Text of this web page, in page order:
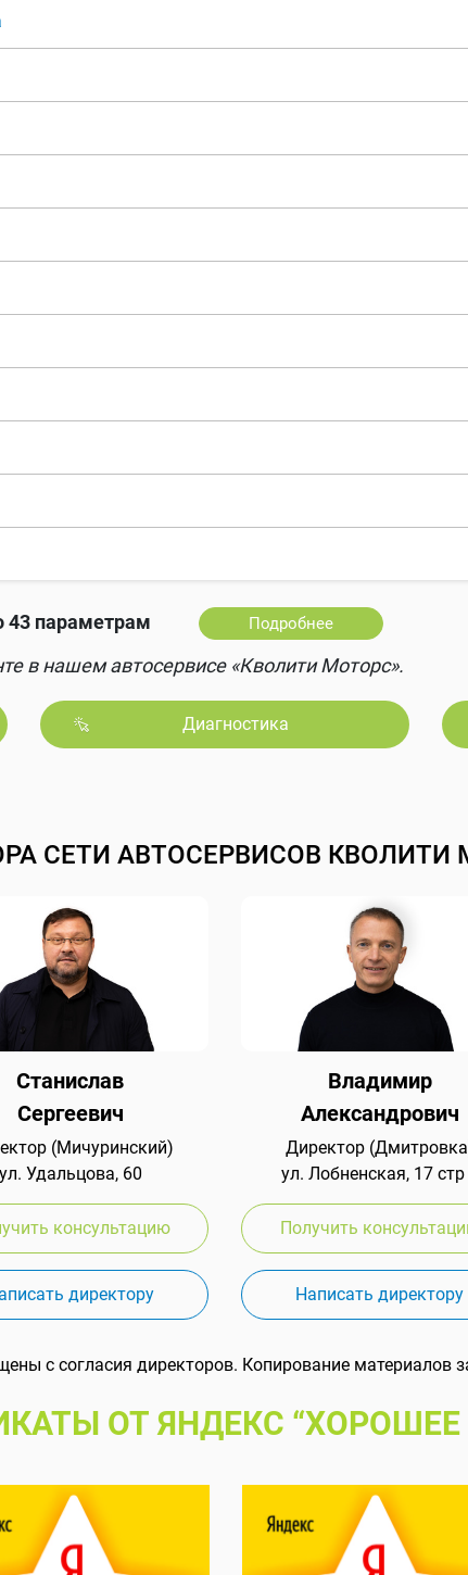
параметрам Подробнее
в нашем автосервисе «Кволити Моторс».
Диагностика
СЕТИ АВТОСЕРВИСОВ КВОЛИТИ
Станислав
Сергеевич
(Мичуринский)
ул. Удальцова, 60
консультацию
директору
Владимир
Александрович
Директор
ул. Лобненская, 17 стр
Получить
Написать директору
с согласия директоров. Копирование материалов
ОТ ЯНДЕКС “ХОРОШЕЕ